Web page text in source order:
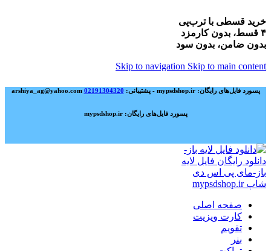
خرید قسطی با ترب‌پی
۴ قسط، بدون کارمزد
بدون ضامن، بدون سود
Skip to navigation Skip to main content
پسورد فایل‌های رایگان: mypsdshop.ir - پشتیبانی: arshiya_ag@yahoo.com 02191304320
پسورد فایل‌های رایگان: mypsdshop.ir
صفحه اصلی
کارت ویزیت
تقویم
بنر